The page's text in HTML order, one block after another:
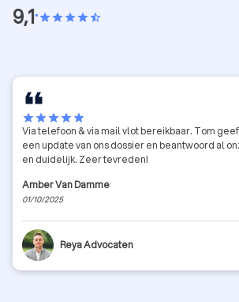
9,1•starstarstarstarstar_half
starstarstarstarstar
Via telefoon & via mail vlot bereikbaar. Tom
een update van ons dossier en beantwoord al
en duidelijk. Zeer tevreden!
Amber Van Damme
01/10/2025
Reya Advocaten